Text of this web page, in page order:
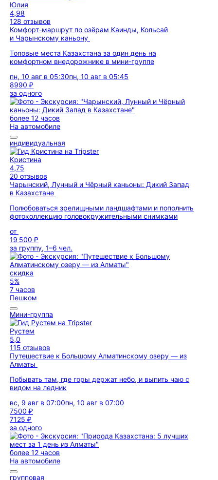
Юлия
4,98
128 отзывов
Комфорт-маршрут по озёрам Каинды, Кольсай
и Чарынскому каньону
Топовые места Казахстана за один день на
комфортном внедорожнике в мини-группе
пн, 10 авг в 05:30пн, 10 авг в 05:45
8990 ₽
за одного
более 12 часов
На автомобиле
индивидуальная
Кристина
4,75
20 отзывов
Чарынский, Лунный и Чёрный каньоны: Дикий Запад
в Казахстане
Полюбоваться зрелищными ландшафтами и пополнить
фотоколлекцию головокружительными снимками
от
19 500 ₽
за группу, 1–6 чел.
скидка
5%
7 часов
Пешком
Мини-группа
Рустем
5,0
115 отзывов
Путешествие к Большому Алматинскому озеру — из
Алматы
Побывать там, где горы держат небо, и выпить чаю с
видом на ледник
вс, 9 авг в 07:00пн, 10 авг в 07:00
7500 ₽
7125 ₽
за одного
более 12 часов
На автомобиле
групповая